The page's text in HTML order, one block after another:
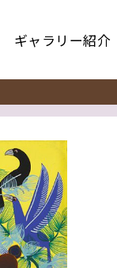
ギャラリー紹介